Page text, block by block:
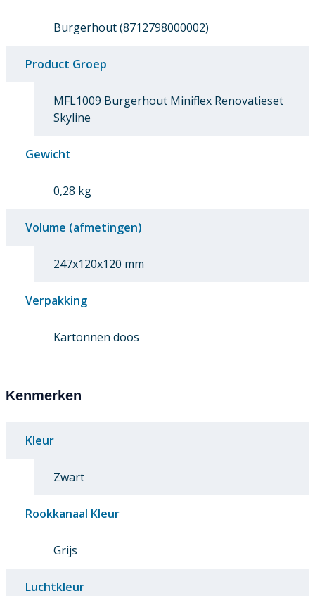
Burgerhout (8712798000002)
Product Groep
MFL1009 Burgerhout Miniflex Renovatieset
Skyline
Gewicht
0,28 kg
Volume (afmetingen)
247x120x120 mm
Verpakking
Kartonnen doos
Kenmerken
Kleur
Zwart
Rookkanaal Kleur
Grijs
Luchtkleur